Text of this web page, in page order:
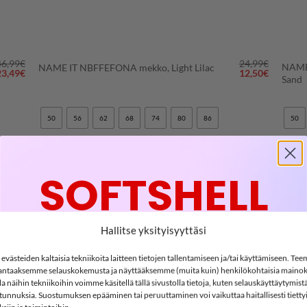
Hallitse yksityisyyttäsi
kaltaisia tekniikoita laitteen tietojen tallentamiseen ja/tai käyttämiseen.
selauskokemusta ja näyttääksemme (muita kuin) henkilökohtaisia
näihin tekniikoihin voimme käsitellä tällä sivustolla tietoja, kuten
Suostumuksen epääminen tai peruuttaminen voi vaikuttaa haitallisesti
€
hinta
€Nykyinen
NAME IT NBFFEFONA mekko, Light Lilac 24,99€
Alkuperäinen
hinta
12,50€
hinta
50 56 62 68 74 80 86
Sand
50
Clear
-50%
LISÄÄ
SOFTSHELL
-15%
15% ALENNUS KOODILLA:SOFTSHELL15